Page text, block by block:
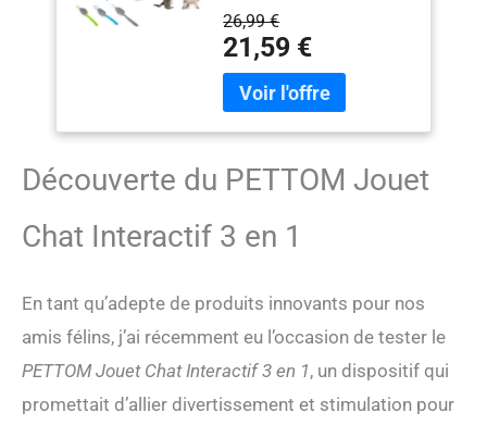
facilement à un cadre de
porte, une table ou un arbre
à chat. Une fois activé, la
souris en peluche bouge
toute seule pour attirer
saut et le jeu même lorsque
vous êtes occupé. Trois
jouet chat automatique
descente, balancement
latéral et mouvement de
rendent le jeu plus
imprévisible et aident à
26,99 €
21,59 €
Découverte du PETTOM Jouet
Chat Interactif 3 en 1
En tant qu’adepte de produits innovants pour nos
amis félins, j’ai récemment eu l’occasion de tester le
PETTOM Jouet Chat Interactif 3 en 1, un dispositif qui
promettait d’allier divertissement et stimulation pour